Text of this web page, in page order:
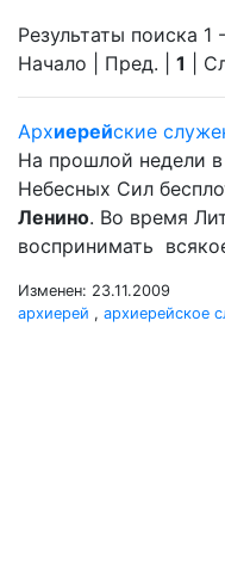
Результаты поиска 1
Начало | Пред. | 1 |
Архиерейские
На прошлой недели в
Небесных Сил
Ленино. Во время
воспринимать
Изменен: 23.11.2009
архиерей , архиерейское